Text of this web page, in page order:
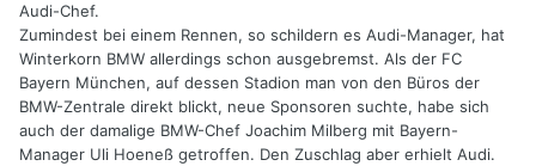
Audi-Chef.
Zumindest bei einem Rennen, so schildern es Audi-Manager, hat
Winterkorn BMW allerdings schon ausgebremst. Als der FC
Bayern München, auf dessen Stadion man von den Büros der
BMW-Zentrale direkt blickt, neue Sponsoren suchte, habe sich
auch der damalige BMW-Chef Joachim Milberg mit Bayern-
Manager Uli Hoeneß getroffen. Den Zuschlag aber erhielt Audi.